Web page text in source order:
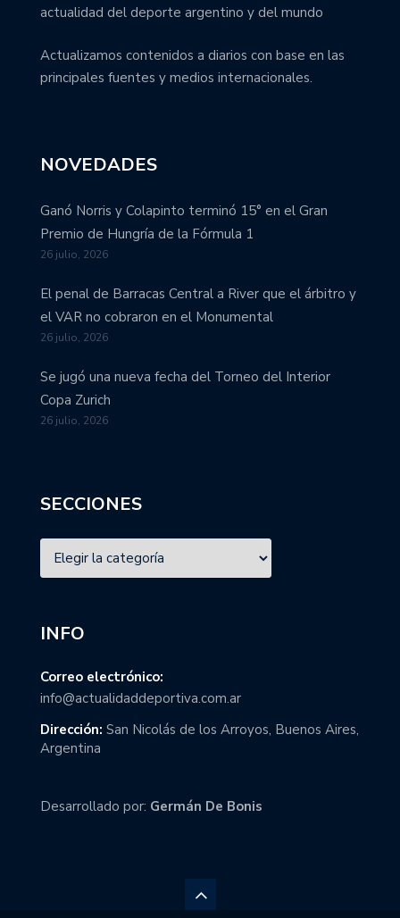
actualidad del deporte argentino y del mundo
Actualizamos contenidos a diarios con base en las
principales fuentes y medios internacionales.
NOVEDADES
Ganó Norris y Colapinto terminó 15° en el Gran
Premio de Hungría de la Fórmula 1
26 julio, 2026
El penal de Barracas Central a River que el árbitro y
el VAR no cobraron en el Monumental
26 julio, 2026
Se jugó una nueva fecha del Torneo del Interior
Copa Zurich
26 julio, 2026
SECCIONES
INFO
Correo electrónico:
info@actualidaddeportiva.com.ar
Dirección: San Nicolás de los Arroyos, Buenos Aires,
Argentina
Desarrollado por: Germán De Bonis